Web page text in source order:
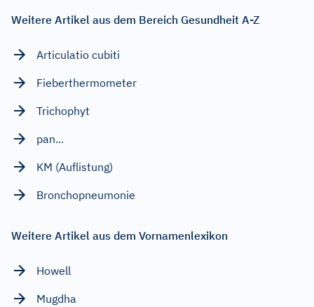
Weitere Artikel aus dem Bereich Gesundheit A-Z
Articulatio cubiti
Fieberthermometer
Trichophyt
pan...
KM (Auflistung)
Bronchopneumonie
Weitere Artikel aus dem Vornamenlexikon
Howell
Mugdha